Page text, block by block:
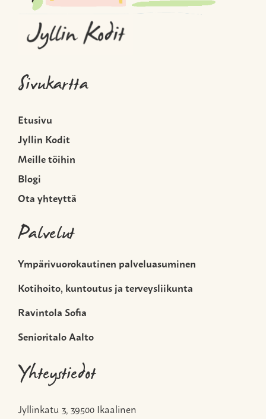
Sivukartta
Etusivu
Jyllin Kodit
Meille töihin
Blogi
Ota yhteyttä
Palvelut
Ympärivuorokautinen palveluasuminen
Kotihoito, kuntoutus ja terveysliikunta
Ravintola Sofia
Senioritalo Aalto
Yhteystiedot
Jyllinkatu 3, 39500 Ikaalinen